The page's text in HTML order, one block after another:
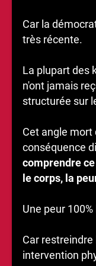
Car la
très récente.
La plupart des
n'ont jamais
structurée sur
Cet angle mort
conséquence
comprendre
le corps, la
Une peur
Car restreindre
intervention